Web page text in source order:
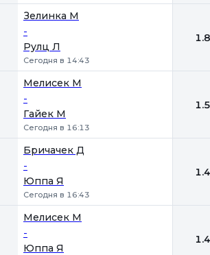
Зелинка М
-
Рулц Л
Сегодня в 14:43
Мелисек М
-
Гайек М
Сегодня в 16:13
Бричачек Д
-
Юппа Я
Сегодня в 16:43
Мелисек М
-
Юппа Я